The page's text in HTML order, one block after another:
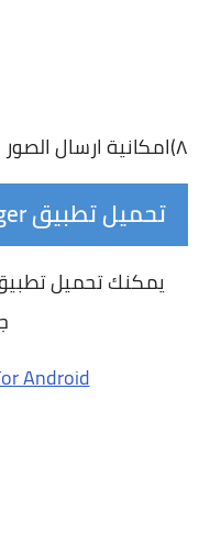
٨)امكانية ارسال الصور و الفيديوهات .
تحميل تطبيق SOMA Messenger :
Android